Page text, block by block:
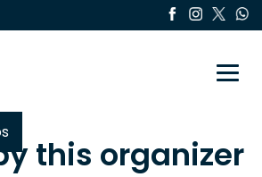
this organizer